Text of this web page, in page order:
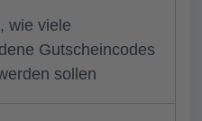
wie viele
Gutscheincodes
sollen